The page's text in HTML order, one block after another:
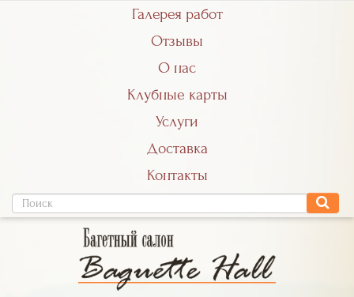
Галерея работ
Отзывы
О нас
Клубные карты
Услуги
Доставка
Контакты